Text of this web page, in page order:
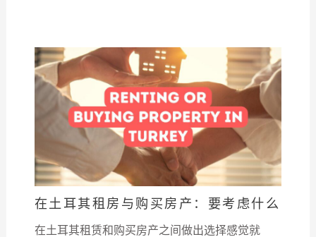
在土耳其租房与购买房产：要考虑什么
在土耳其租赁和购买房产之间做出选择感觉就